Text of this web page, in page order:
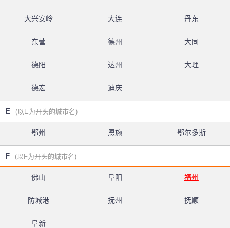
大兴安岭 大连 丹东
东营 德州 大同
德阳 达州 大理
德宏 迪庆
E (以E为开头的城市名)
鄂州 恩施 鄂尔多斯
F (以F为开头的城市名)
佛山 阜阳 福州
防城港 抚州 抚顺
阜新